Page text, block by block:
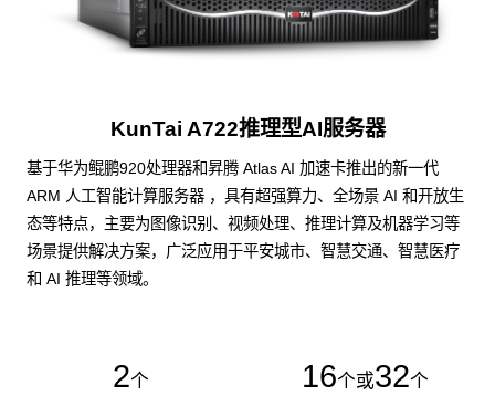
KunTai A722推理型AI服务器
基于华为鲲鹏920处理器和昇腾 Atlas AI 加速卡推出的新一代
ARM 人工智能计算服务器 ，具有超强算力、全场景 AI 和开放生
态等特点，主要为图像识别、视频处理、推理计算及机器学习等
场景提供解决方案，广泛应用于平安城市、智慧交通、智慧医疗
和 AI 推理等领域。
2个 16个或32个